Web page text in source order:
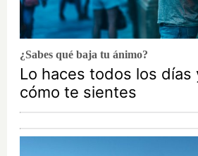
¿Sabes qué baja tu ánimo?
Lo haces todos los días
cómo te sientes